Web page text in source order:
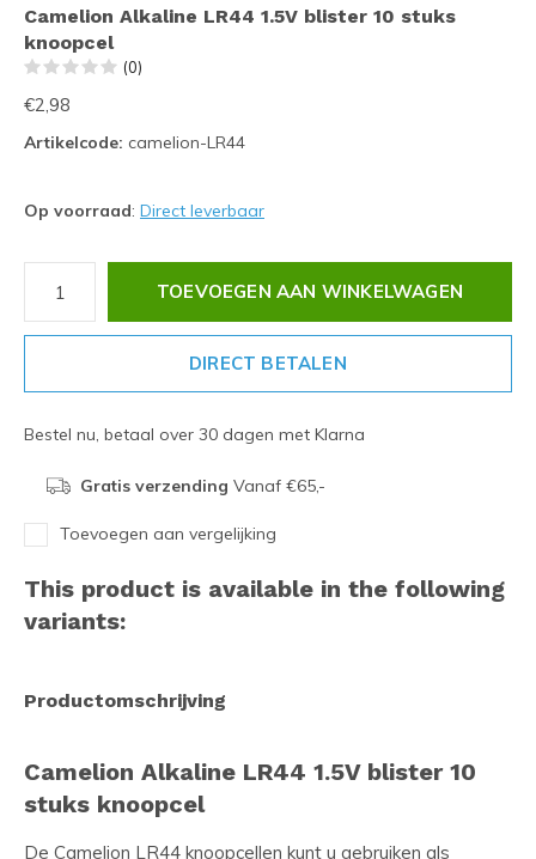
Camelion Alkaline LR44 1.5V blister 10 stuks
knoopcel
(0)
€2,98
Artikelcode: camelion-LR44
Op voorraad: Direct leverbaar
TOEVOEGEN AAN WINKELWAGEN
DIRECT BETALEN
Bestel nu, betaal over 30 dagen met Klarna
Gratis verzending Vanaf €65,-
Toevoegen aan vergelijking
This product is available in the following
variants:
Productomschrijving
Camelion Alkaline LR44 1.5V blister 10
stuks knoopcel
De Camelion LR44 knoopcellen kunt u gebruiken als